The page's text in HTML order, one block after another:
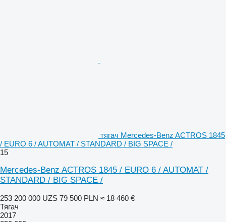
тягач Mercedes-Benz ACTROS 1845
/ EURO 6 / AUTOMAT / STANDARD / BIG SPACE /
15
Mercedes-Benz ACTROS 1845 / EURO 6 / AUTOMAT /
STANDARD / BIG SPACE /
253 200 000 UZS 79 500 PLN ≈ 18 460 €
Тягач
2017